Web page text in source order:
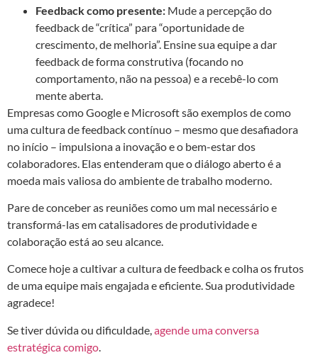
Feedback como presente: Mude a percepção do
feedback de “crítica” para “oportunidade de
crescimento, de melhoria”. Ensine sua equipe a dar
feedback de forma construtiva (focando no
comportamento, não na pessoa) e a recebê-lo com
mente aberta.
Empresas como Google e Microsoft são exemplos de como
uma cultura de feedback contínuo – mesmo que desafiadora
no início – impulsiona a inovação e o bem-estar dos
colaboradores. Elas entenderam que o diálogo aberto é a
moeda mais valiosa do ambiente de trabalho moderno.
Pare de conceber as reuniões como um mal necessário e
transformá-las em catalisadores de produtividade e
colaboração está ao seu alcance.
Comece hoje a cultivar a cultura de feedback e colha os frutos
de uma equipe mais engajada e eficiente. Sua produtividade
agradece!
Se tiver dúvida ou dificuldade, agende uma conversa
estratégica comigo